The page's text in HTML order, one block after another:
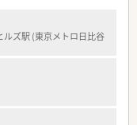
や駅構内にも出店して
す。
フトで決められた時間
局となります。
糖尿病など専任薬剤師
ズ駅 (東京メトロ日比谷